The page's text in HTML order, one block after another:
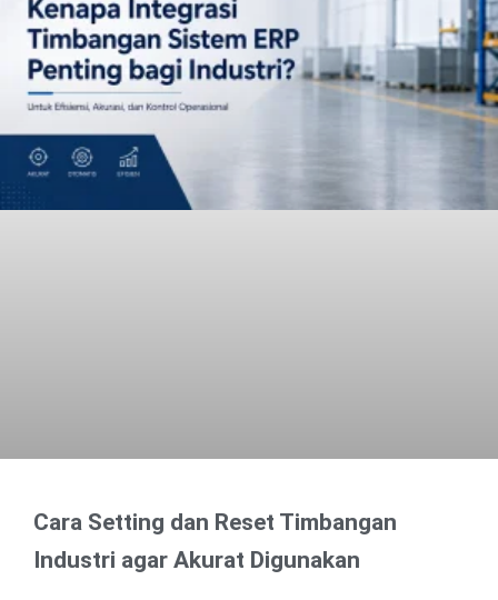
Cara Setting dan Reset Timbangan
Industri agar Akurat Digunakan